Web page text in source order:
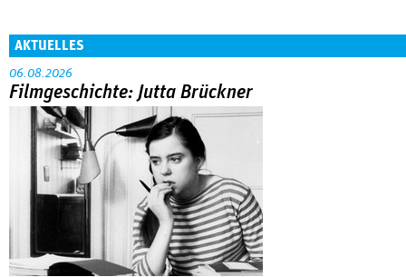
AKTUELLES
06.08.2026
Filmgeschichte: Jutta Brückner